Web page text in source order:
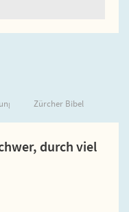
Zürcher Bibel
durch viel